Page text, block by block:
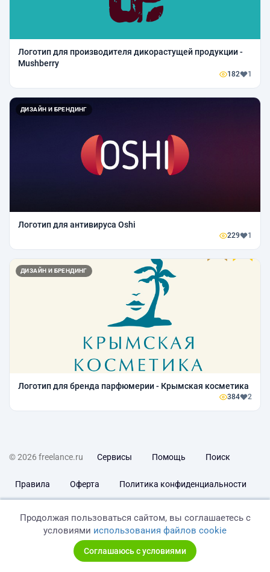
Логотип для производителя дикорастущей продукции -
Mushberry
182 1
ДИЗАЙН И БРЕНДИНГ
Логотип для антивируса Oshi
229 1
ДИЗАЙН И БРЕНДИНГ
Логотип для бренда парфюмерии - Крымская косметика
384 2
© 2026 freelance.ru Сервисы Помощь Поиск
Правила Оферта Политика конфиденциальности
Продолжая пользоваться сайтом, вы соглашаетесь с
условиями использования файлов cookie
Соглашаюсь с условиями